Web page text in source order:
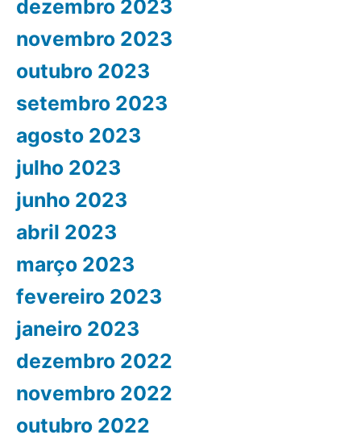
dezembro 2023
novembro 2023
outubro 2023
setembro 2023
agosto 2023
julho 2023
junho 2023
abril 2023
março 2023
fevereiro 2023
janeiro 2023
dezembro 2022
novembro 2022
outubro 2022